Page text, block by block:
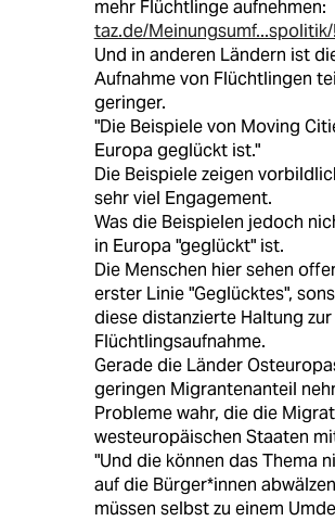
mehr Flüchtlinge aufnehmen:
taz.de/
Und in anderen Ländern ist
Aufnahme von Flüchtlingen
geringer.
"Die Beispiele von Moving
Europa geglückt ist."
Die Beispiele zeigen
sehr viel Engagement.
Was die Beispielen jedoch
in Europa "geglückt" ist.
Die Menschen hier sehen
erster Linie "Geglücktes",
diese distanzierte Haltung zur
Flüchtlingsaufnahme.
Gerade die Länder
geringen Migrantenanteil
Probleme wahr, die die
westeuropäischen Staaten
"Und die können das Thema
auf die Bür­ge­r*in­nen
müssen selbst zu einem